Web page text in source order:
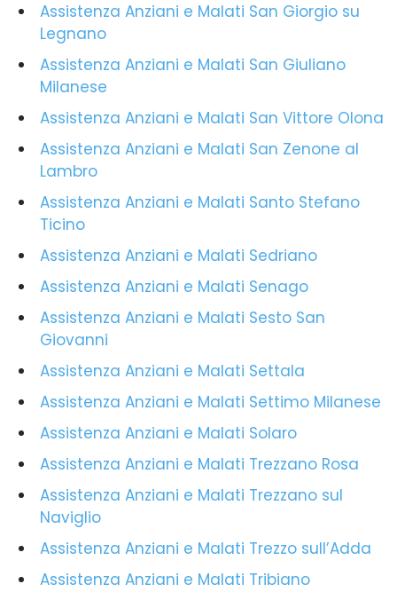
Assistenza Anziani e Malati San Giorgio su
Legnano
Assistenza Anziani e Malati San Giuliano
Milanese
Assistenza Anziani e Malati San Vittore Olona
Assistenza Anziani e Malati San Zenone al
Lambro
Assistenza Anziani e Malati Santo Stefano
Ticino
Assistenza Anziani e Malati Sedriano
Assistenza Anziani e Malati Senago
Assistenza Anziani e Malati Sesto San
Giovanni
Assistenza Anziani e Malati Settala
Assistenza Anziani e Malati Settimo Milanese
Assistenza Anziani e Malati Solaro
Assistenza Anziani e Malati Trezzano Rosa
Assistenza Anziani e Malati Trezzano sul
Naviglio
Assistenza Anziani e Malati Trezzo sull’Adda
Assistenza Anziani e Malati Tribiano